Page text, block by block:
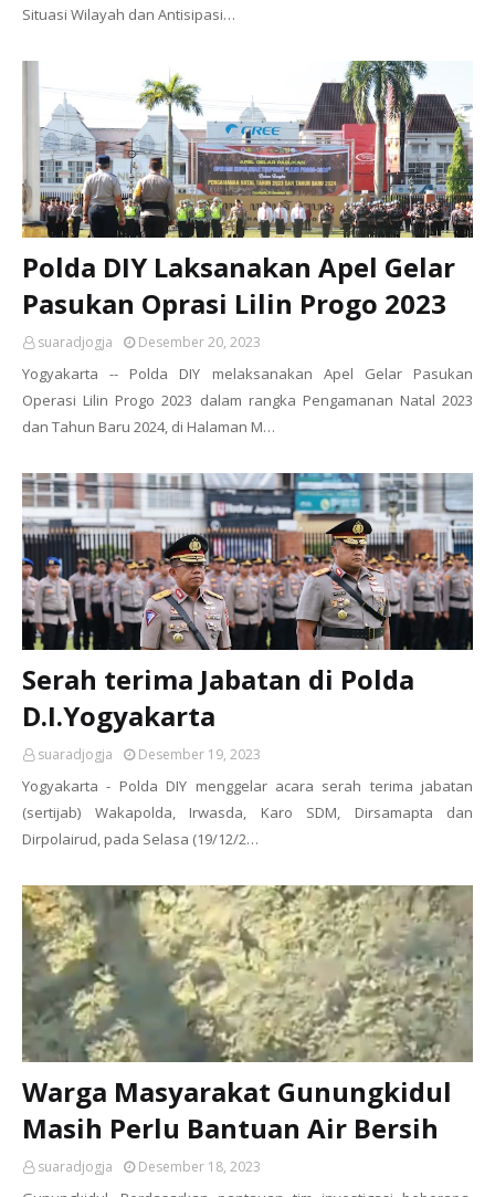
Situasi Wilayah dan Antisipasi…
Polda DIY Laksanakan Apel Gelar
Pasukan Oprasi Lilin Progo 2023
suaradjogja Desember 20, 2023
Yogyakarta -- Polda DIY melaksanakan Apel Gelar Pasukan
Operasi Lilin Progo 2023 dalam rangka Pengamanan Natal 2023
dan Tahun Baru 2024, di Halaman M…
Serah terima Jabatan di Polda
D.I.Yogyakarta
suaradjogja Desember 19, 2023
Yogyakarta - Polda DIY menggelar acara serah terima jabatan
(sertijab) Wakapolda, Irwasda, Karo SDM, Dirsamapta dan
Dirpolairud, pada Selasa (19/12/2…
Warga Masyarakat Gunungkidul
Masih Perlu Bantuan Air Bersih
suaradjogja Desember 18, 2023